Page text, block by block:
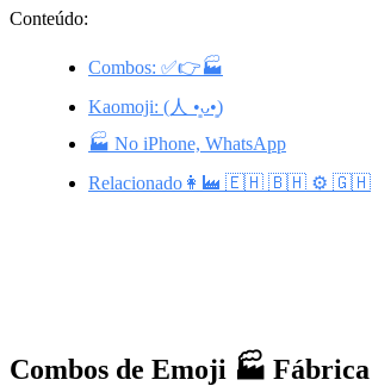
Conteúdo:
Combos: ✅👉🏭
Kaomoji: (人 •͈ᴗ•͈)
🏭 No iPhone, WhatsApp
Relacionado👩‍🏭 🇪🇭 🇧🇭 ⚙️ 🇬🇭
Combos de Emoji 🏭 Fábrica